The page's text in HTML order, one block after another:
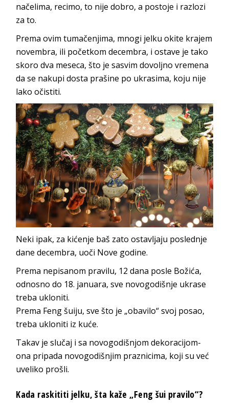
načelima, recimo, to nije dobro, a postoje i razlozi
za to.
Prema ovim tumačenjima, mnogi jelku okite krajem
novembra, ili početkom decembra, i ostave je tako
skoro dva meseca, što je sasvim dovoljno vremena
da se nakupi dosta prašine po ukrasima, koju nije
lako očistiti.
Neki ipak, za kićenje baš zato ostavljaju poslednje
dane decembra, uoči Nove godine.
Prema nepisanom pravilu, 12 dana posle Božića,
odnosno do 18. januara, sve novogodišnje ukrase
treba ukloniti.
Prema Feng šuiju, sve što je „obavilo“ svoj posao,
treba ukloniti iz kuće.
Takav je slučaj i sa novogodišnjom dekoracijom-
ona pripada novogodišnjim praznicima, koji su već
uveliko prošli.
Kada raskititi jelku, šta kaže „Feng šui pravilo“?